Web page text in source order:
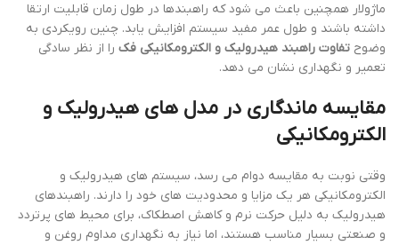
ماژولار همچنین باعث می شود که راهبندها در طول زمان قابلیت ارتقا
داشته باشند و طول عمر مفید سیستم افزایش یابد. چنین رویکردی به
وضوح تفاوت راهبند هیدرولیک و الکترومکانیکی فک را از نظر سادگی
تعمیر و نگهداری نشان می دهد.
مقایسه ماندگاری در مدل های هیدرولیک و
الکترومکانیکی
وقتی نوبت به مقایسه دوام می رسد، سیستم های هیدرولیک و
الکترومکانیکی هر یک مزایا و محدودیت های خود را دارند. راهبندهای
هیدرولیک به دلیل حرکت نرم و کاهش اصطکاک، برای محیط های پرتردد
و صنعتی بسیار مناسب هستند، اما نیاز به نگهداری مداوم روغن و